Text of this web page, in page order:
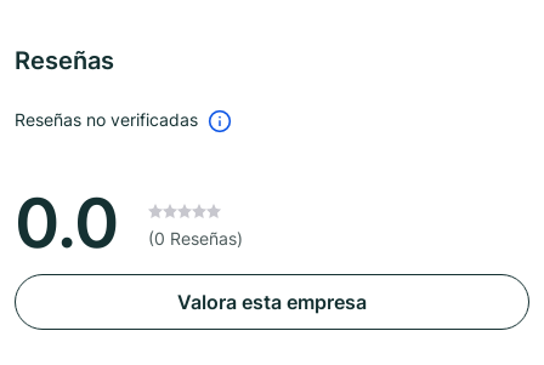
Reseñas
Reseñas no verificadas
0.0 (0 Reseñas)
Valora esta empresa